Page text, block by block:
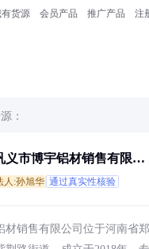
货源 会员产品 推广产品 注
：
义市博宇铝材销售有限公
人:孙旭华 通过真实性核验
材销售有限公司位于河南省郑